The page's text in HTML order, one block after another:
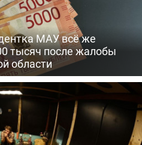
МАУ всё же
тысяч после жалобы
области